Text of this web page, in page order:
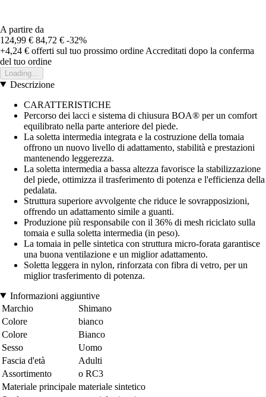
A partire da
124,99 € 84,72 € -32%
+4,24 € offerti sul tuo prossimo ordine Accreditati dopo la conferma
del tuo ordine
Loading...
Descrizione
CARATTERISTICHE
Percorso dei lacci e sistema di chiusura BOA® per un comfort
equilibrato nella parte anteriore del piede.
La soletta intermedia integrata e la costruzione della tomaia
offrono un nuovo livello di adattamento, stabilità e prestazioni
mantenendo leggerezza.
La soletta intermedia a bassa altezza favorisce la stabilizzazione
del piede, ottimizza il trasferimento di potenza e l'efficienza della
pedalata.
Struttura superiore avvolgente che riduce le sovrapposizioni,
offrendo un adattamento simile a guanti.
Produzione più responsabile con il 36% di mesh riciclato sulla
tomaia e sulla soletta intermedia (in peso).
La tomaia in pelle sintetica con struttura micro-forata garantisce
una buona ventilazione e un miglior adattamento.
Soletta leggera in nylon, rinforzata con fibra di vetro, per un
miglior trasferimento di potenza.
Informazioni aggiuntive
Marchio
Shimano
Colore
bianco
Colore
Bianco
Sesso
Uomo
Fascia d'età
Adulti
Assortimento
o RC3
Materiale principale materiale sintetico